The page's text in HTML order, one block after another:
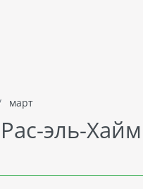
март
эль-